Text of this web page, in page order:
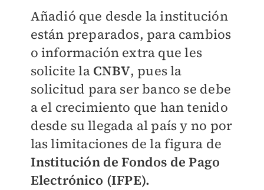
Añadió que desde la institución
están preparados, para cambios
o información extra que les
solicite la CNBV, pues la
solicitud para ser banco se debe
a el crecimiento que han tenido
desde su llegada al país y no por
las limitaciones de la figura de
Institución de Fondos de Pago
Electrónico (IFPE).